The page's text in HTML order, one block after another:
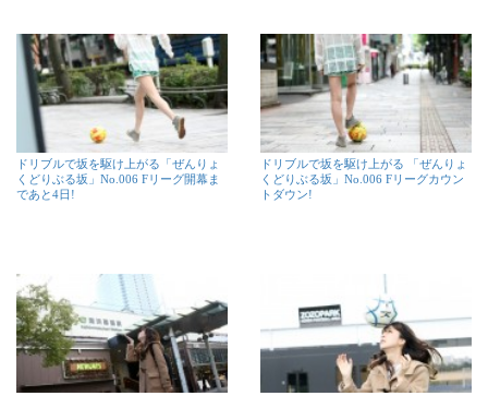
ドリブルで坂を駆け上がる「ぜんりょ
くどりぶる坂」No.006 Fリーグ開幕ま
であと4日!
ドリブルで坂を駆け上がる 「ぜんりょ
くどりぶる坂」No.006 Fリーグカウン
トダウン!